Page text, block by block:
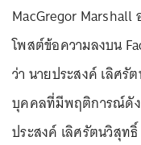
MacGregor
โพสต์ข้อความลงบน
ว่า นายประสงค์ เลิศรั
บุคคลที่มีพฤติการณ์ดัง
ประสงค์ เลิศรัตนวิสุท